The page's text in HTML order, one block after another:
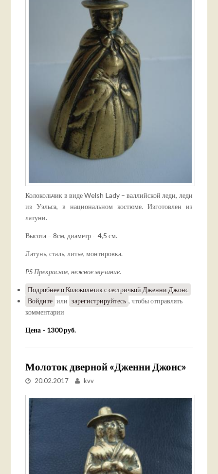
Колокольчик в виде Welsh Lady – валлийской леди, леди
из Уэльса, в национальном костюме. Изготовлен из
латуни.
Высота – 8см, диаметр - 4,5 см.
Латунь, сталь, литье, монтировка.
PS Прекрасное, нежное звучание.
Подробнеео Колокольчик с сестричкой Дженни Джонс
Войдите или зарегистрируйтесь , чтобы отправлять
комментарии
Цена - 1300 руб.
Молоток дверной «Дженни Джонс»
20.02.2017 kvv